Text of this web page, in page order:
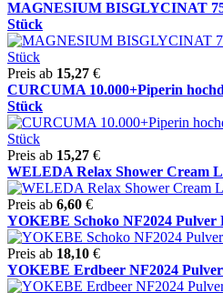
MAGNESIUM BISGLYCINAT
Stück
Preis ab 15,27 €
CURCUMA 10.000+Piperin
Stück
Preis ab 15,27 €
WELEDA Relax Shower Cream
Preis ab 6,60 €
YOKEBE Schoko NF2024 Pulver
Preis ab 18,10 €
YOKEBE Erdbeer NF2024